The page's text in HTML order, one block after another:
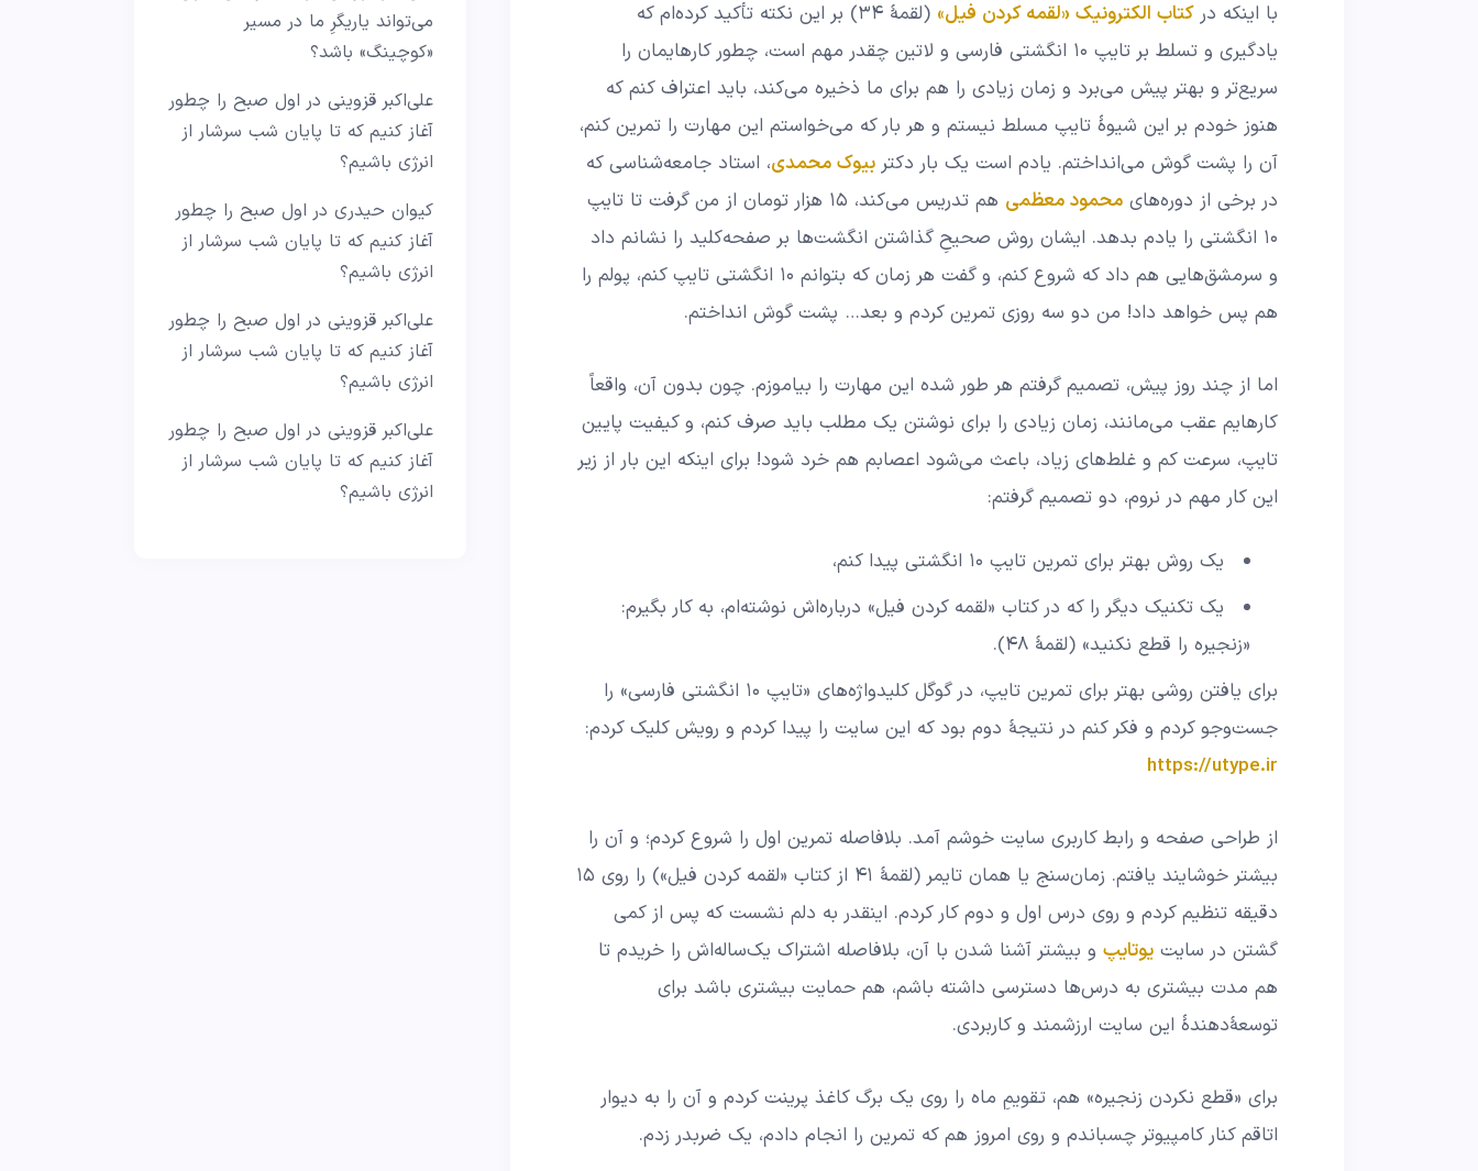
با اینکه در کتاب الکترونیک «لقمه کردن فیل»
(لقمۀ ۳۴) بر این نکته تأکید کرده‌ام که
یادگیری و تسلط بر تایپ ۱۰ انگشتی فارسی و لاتین چقدر مهم است،‌ چطور کارهایمان را
سریع‌تر و بهتر پیش می‌برد و زمان زیادی را هم برای ما ذخیره می‌کند،‌ باید اعتراف کنم که
هنوز خودم بر این شیوۀ تایپ مسلط نیستم و هر بار که می‌خواستم این مهارت را تمرین کنم،
آن را پشت گوش می‌انداختم. یادم است یک بار دکتر بیوک محمدی، استاد جامعه‌شناسی که
در برخی از دوره‌های محمود معظمی
هم تدریس می‌کند، ۱۵ هزار تومان از من گرفت تا تایپ
۱۰ انگشتی را یادم بدهد. ایشان روش صحیحِ گذاشتن انگشت‌ها بر صفحه‌کلید را نشانم داد
و سرمشق‌هایی هم داد که شروع کنم، و گفت هر زمان که بتوانم ۱۰ انگشتی تایپ کنم، پولم را
هم پس خواهد داد! من دو سه روزی تمرین کردم و بعد… پشت گوش انداختم.
اما از چند روز پیش،‌ تصمیم گرفتم هر طور شده این مهارت را بیاموزم. چون بدون آن، واقعاً
کارهایم عقب می‌مانند، زمان زیادی را برای نوشتن یک مطلب باید صرف کنم، و کیفیت پایین
تایپ، سرعت کم و غلط‌های زیاد، باعث می‌شود اعصابم هم خرد شود! برای اینکه این بار از زیر
این کار مهم در نروم، دو تصمیم گرفتم:
یک روش بهتر برای تمرین تایپ ۱۰ انگشتی پیدا کنم،
یک تکنیک دیگر را که در کتاب «لقمه کردن فیل» درباره‌اش نوشته‌ام، به کار بگیرم:
«زنجیره را قطع نکنید» (لقمۀ ۴۸).
برای یافتن روشی بهتر برای تمرین تایپ، در گوگل کلیدواژه‌های «تایپ ۱۰ انگشتی فارسی» را
جست‌وجو کردم و فکر کنم در نتیجۀ دوم بود که این سایت را پیدا کردم و رویش کلیک کردم:
https://utype.ir
از طراحی صفحه و رابط کاربری سایت خوشم آمد. بلافاصله تمرین اول را شروع کردم؛ و آن را
بیشتر خوشایند یافتم. زمان‌سنج یا همان تایمر (لقمۀ ۴۱ از کتاب «لقمه کردن فیل») را روی ۱۵
دقیقه تنظیم کردم و روی درس اول و دوم کار کردم. اینقدر به دلم نشست که پس از کمی
گشتن در سایت یوتایپ و بیشتر آشنا شدن با آن، بلافاصله اشتراک یک‌ساله‌اش را خریدم تا
هم مدت بیشتری به درس‌ها دسترسی داشته باشم، هم حمایت بیشتری باشد برای
توسعۀ‌دهندۀ این سایت ارزشمند و کاربردی.
برای «قطع نکردن زنجیره» هم، تقویمِ ماه را روی یک برگ کاغذ پرینت کردم و آن را به دیوار
اتاقم کنار کامپیوتر چسباندم و روی امروز هم که تمرین را انجام دادم، یک ضربدر زدم.
می‌تواند یاریگرِ ما در مسیر
«کوچینگ» باشد؟
علی‌اکبر قزوینی در اول صبح را چطور
آغاز کنیم که تا پایان شب سرشار از
انرژی باشیم؟
کیوان حیدری در اول صبح را چطور
آغاز کنیم که تا پایان شب سرشار از
انرژی باشیم؟
علی‌اکبر قزوینی در اول صبح را چطور
آغاز کنیم که تا پایان شب سرشار از
انرژی باشیم؟
علی‌اکبر قزوینی در اول صبح را چطور
آغاز کنیم که تا پایان شب سرشار از
انرژی باشیم؟